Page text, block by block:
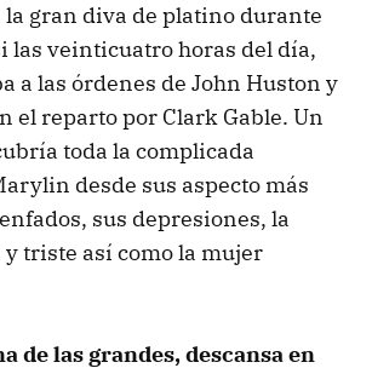
la gran diva de platino durante
las veinticuatro horas del día,
a las órdenes de John Huston y
el reparto por Clark Gable. Un
toda la complicada
desde sus aspecto más
sus depresiones, la
triste así como la mujer
de las grandes, descansa en